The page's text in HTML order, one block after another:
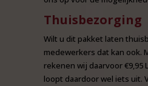
Thuisbezorging
Wilt u dit pakket laten
medewerkers dat kan ook.
rekenen wij daarvoor €9,95
loopt daardoor wel iets uit.